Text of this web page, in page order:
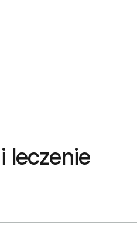
leczenie